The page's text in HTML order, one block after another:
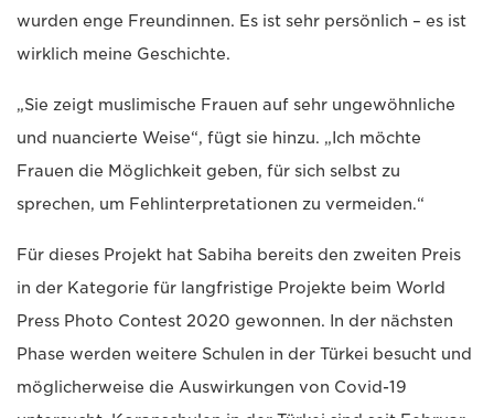
wurden enge Freundinnen. Es ist sehr persönlich – es ist
wirklich meine Geschichte.
„Sie zeigt muslimische Frauen auf sehr ungewöhnliche
und nuancierte Weise“, fügt sie hinzu. „Ich möchte
Frauen die Möglichkeit geben, für sich selbst zu
sprechen, um Fehlinterpretationen zu vermeiden.“
Für dieses Projekt hat Sabiha bereits den zweiten Preis
in der Kategorie für langfristige Projekte beim World
Press Photo Contest 2020 gewonnen. In der nächsten
Phase werden weitere Schulen in der Türkei besucht und
möglicherweise die Auswirkungen von Covid-19